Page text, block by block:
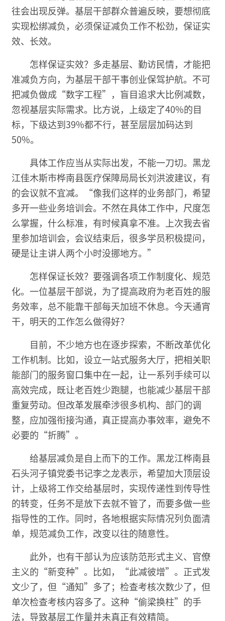
往会出现反弹。基层干部群众普遍反映，要想彻底
实现松绑减负，必须保证减负工作不松劲，保证实
效、长效。
怎样保证实效？多走基层、勤访民情，才能把
准减负方向，为基层干部干事创业保驾护航。不可
把减负做成“数字工程”，盲目追求大比例减数，
忽视基层实际需求。比方说，上级定了40%的目
标，下级达到39%都不行，甚至层层加码达到
50%。
具体工作应当从实际出发，不能一刀切。黑龙
江佳木斯市桦南县医疗保障局局长刘洪波建议，有
的会议就不宜减。“像我们这样的业务部门，希望
多开一些业务培训会。不然在具体工作中，尺度怎
么掌握，什么标准，有时候真拿不准。上次我去省
里参加培训会，会议结束后，很多学员积极提问，
硬是让主讲人两个小时没挪地方。”
怎样保证长效？要强调各项工作制度化、规范
化。一位基层干部说，为了提高政府为老百姓的服
务效率，总不能靠干部每天加班不休息。今天通宵
干，明天的工作怎么做得好？
目前，不少地方也在逐步探索，不断改革优化
工作机制。比如，设立一站式服务大厅，把相关职
能部门的服务窗口集中在一起，让一系列手续可以
高效完成，既让老百姓少跑腿，也能减少基层干部
重复劳动。但改革发展牵涉很多机构、部门的调
整，应加强衔接沟通，真正提高办事效率，避免不
必要的“折腾”。
给基层减负是自上而下的工作。黑龙江桦南县
石头河子镇党委书记李之龙表示，希望加大顶层设
计，上级将工作交给基层时，实现传递性到传导性
的转变，任务不是放下去就不管了，而要多做一些
指导性的工作。同时，各地根据实际情况列负面清
单，规范减负工作，改变以往的随意性。
此外，也有干部认为应该防范形式主义、官僚
主义的“新变种”。比如，“此减彼增”。正式发
文少了，但“通知”多了；检查考核次数少了，但
单次检查考核内容多了。这种“偷梁换柱”的手
法，导致基层工作量并未真正有效精简。